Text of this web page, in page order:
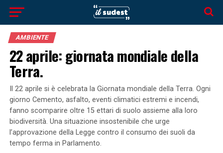
AMBIENTE
22 aprile: giornata mondiale della
Terra.
Il 22 aprile si è celebrata la Giornata mondiale della Terra. Ogni
giorno Cemento, asfalto, eventi climatici estremi e incendi,
fanno scomparire oltre 15 ettari di suolo assieme alla loro
biodiversità. Una situazione insostenibile che urge
l’approvazione della Legge contro il consumo dei suoli da
tempo ferma in Parlamento.